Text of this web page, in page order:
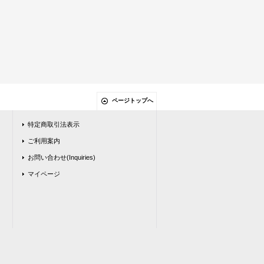
ページトップへ
特定商取引法表示
ご利用案内
お問い合わせ(Inquiries)
マイページ